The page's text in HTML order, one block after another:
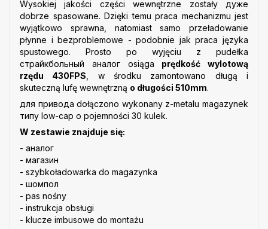
Wysokiej jakości części wewnętrzne zostały дуже
dobrze spasowane. Dzięki temu praca mechanizmu jest
wyjątkowo sprawna, natomiast samo przeładowanie
płynne i bezproblemowe - podobnie jak praca języka
spustowego. Prosto po wyjęciu z pudełka
cтрайкбольный аналог osiąga prędkość wylotową
rzędu 430FPS , w środku zamontowano długą i
skuteczną lufę wewnętrzną o długości 510mm.
для привода dołączono wykonany z-metalu magazynek
типу low-cap o pojemności 30 kulek.
W zestawie znajduje się:
- аналог
- магазин
- szybkoładowarka do magazynka
- шомпол
- pas nośny
- instrukcja obsługi
- klucze imbusowe do montażu